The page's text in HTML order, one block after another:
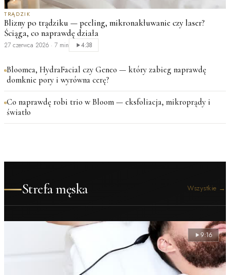
TRĄDZIK
Blizny po trądziku — peeling, mikronakłuwanie czy laser?
Ściąga, co naprawdę działa
27 czerwca 2026 · 7 min 4:38
Bloomea, HydraFacial czy Geneo — który zabieg naprawdę
domknie pory i wyrówna cerę?
Co naprawdę robi trio w Bloom — eksfoliacja, mikroprądy i
światło
Strefa męska Wszystkie →
9:16